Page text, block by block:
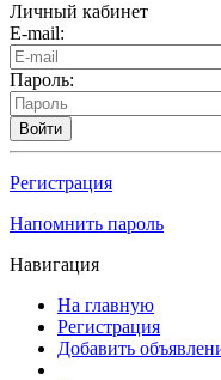
Личный кабинет
E-mail:
Пароль:
Войти
Регистрация
Напомнить пароль
Навигация
На главную
Регистрация
Добавить